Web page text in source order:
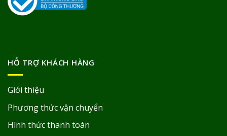
HỖ TRỢ KHÁCH HÀNG
Giới thiệu
Phương thức vận chuyển
Hình thức thanh toán